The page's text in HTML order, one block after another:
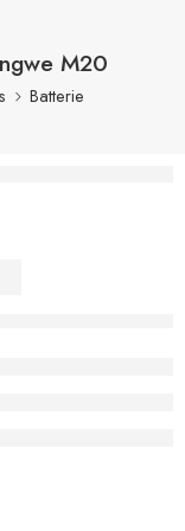
M20
Batterie